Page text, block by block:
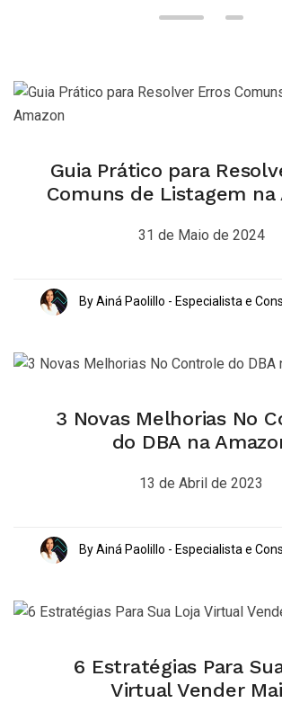
Guia Prático para
Comuns de Listagem na
31 de Maio de 2024
By Ainá Paolillo - Especialista e
3 Novas Melhorias No
do DBA na
13 de Abril de 2023
By Ainá Paolillo - Especialista e
6 Estratégias Para
Virtual Vender